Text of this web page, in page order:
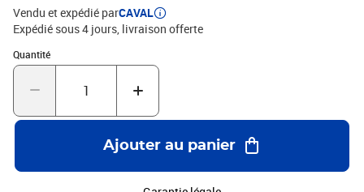
Vendu et expédié parCAVAL
Expédié sous 4 jours livraison offerte
Quantité
Quantité : 1
Ajouter au panier